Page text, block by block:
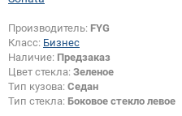
Производитель: FYG
Класс: Бизнес
Наличие: Предзаказ
Цвет стекла: Зеленое
Тип кузова: Седан
Тип стекла: Боковое стекло левое